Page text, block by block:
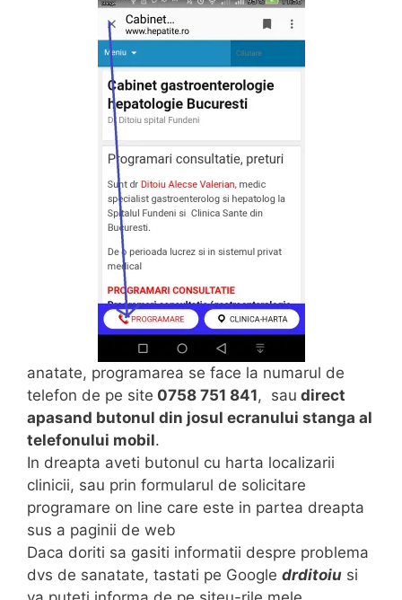
anatate, programarea se face la numarul de
telefon de pe site 0758 751 841, sau direct
apasand butonul din josul ecranului stanga al
telefonului mobil.
In dreapta aveti butonul cu harta localizarii
clinicii, sau prin formularul de solicitare
programare on line care este in partea dreapta
sus a paginii de web
Daca doriti sa gasiti informatii despre problema
dvs de sanatate, tastati pe Google drditoiu si